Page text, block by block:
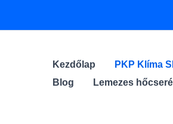
Kezdőlap PKP Klíma
Blog
Lemezes